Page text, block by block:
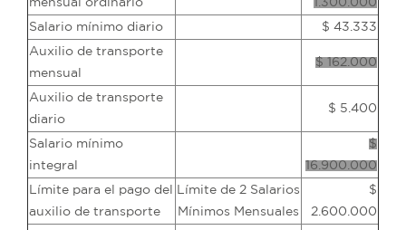
mensual ordinario
1.300.000
Salario mínimo diario $ 43.333
Auxilio de transporte
mensual
$ 162.000
Auxilio de transporte
diario
$ 5.400
Salario mínimo
integral
$
16.900.000
Límite para el pago del
auxilio de transporte
Límite de 2 Salarios
Mínimos Mensuales
$
2.600.000